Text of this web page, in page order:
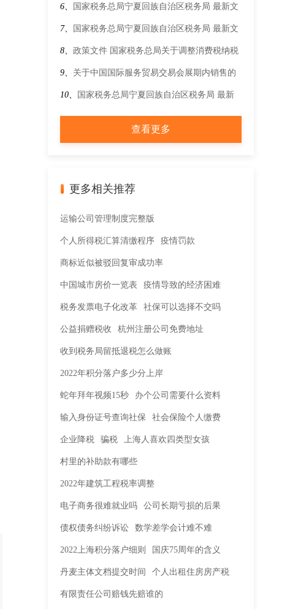
文件-最新文件-财政部 税务总局关于发布《增值
税预缴税款管理办法》的公告
6、 国家税务总局宁夏回族自治区税务局 最新文
件 财政部 税务总局关于“母亲健康快车”项目第
十八批流动医疗车免征车辆购置税的通知
7、 国家税务总局宁夏回族自治区税务局 最新文
件 欠税公告办法
8、 政策文件 国家税务总局关于调整消费税纳税
申报表有关事项的公告
9、 关于中国国际服务贸易交易会展期内销售的
进口展品税收优惠政策的通知
10、 国家税务总局宁夏回族自治区税务局 最新
文件 国家税务总局关于土地增值税若干征管口
查看更多
更多相关推荐
运输公司管理制度完整版
个人所得税汇算清缴程序 疫情罚款
商标近似被驳回复审成功率
中国城市房价一览表 疫情导致的经济困难
税务发票电子化改革 社保可以选择不交吗
公益捐赠税收 杭州注册公司免费地址
收到税务局留抵退税怎么做账
2022年积分落户多少分上岸
蛇年拜年视频15秒 办个公司需要什么资料
输入身份证号查询社保 社会保险个人缴费
企业降税 骗税 上海人喜欢四类型女孩
村里的补助款有哪些
2022年建筑工程税率调整
电子商务很难就业吗 公司长期亏损的后果
债权债务纠纷诉讼 数学差学会计难不难
2022上海积分落户细则 国庆75周年的含义
丹麦主体文档提交时间 个人出租住房房产税
有限责任公司赔钱先赔谁的